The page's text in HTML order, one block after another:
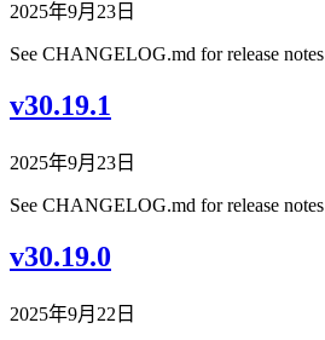
2025年9月23日
See CHANGELOG.md for release notes
v30.19.1
2025年9月23日
See CHANGELOG.md for release notes
v30.19.0
2025年9月22日